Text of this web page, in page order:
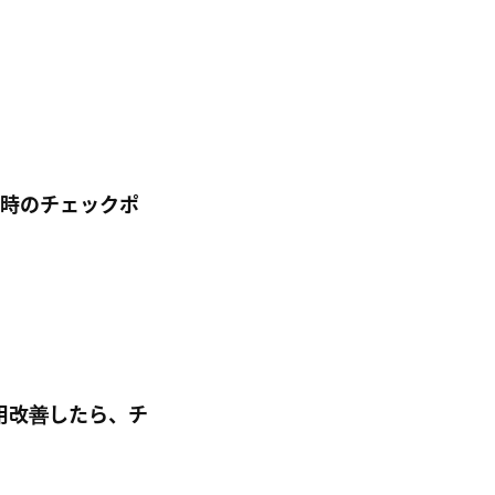
のチェックポ
善したら、チ